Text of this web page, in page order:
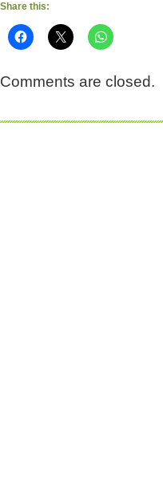
Share this:
Comments are closed.